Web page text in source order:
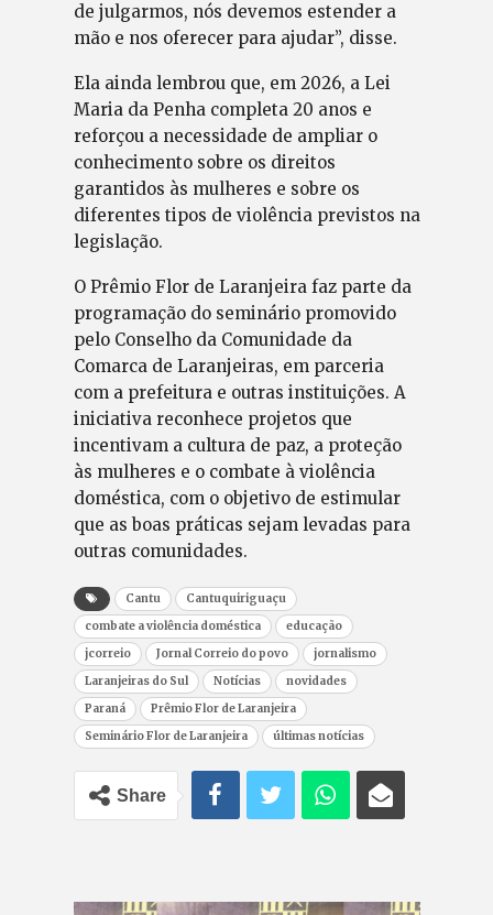
de julgarmos, nós devemos estender a
mão e nos oferecer para ajudar”, disse.
Ela ainda lembrou que, em 2026, a Lei
Maria da Penha completa 20 anos e
reforçou a necessidade de ampliar o
conhecimento sobre os direitos
garantidos às mulheres e sobre os
diferentes tipos de violência previstos na
legislação.
O Prêmio Flor de Laranjeira faz parte da
programação do seminário promovido
pelo Conselho da Comunidade da
Comarca de Laranjeiras, em parceria
com a prefeitura e outras instituições. A
iniciativa reconhece projetos que
incentivam a cultura de paz, a proteção
às mulheres e o combate à violência
doméstica, com o objetivo de estimular
que as boas práticas sejam levadas para
outras comunidades.
Cantu
Cantuquiriguaçu
combate a violência doméstica
educação
jcorreio
Jornal Correio do povo
jornalismo
Laranjeiras do Sul
Notícias
novidades
Paraná
Prêmio Flor de Laranjeira
Seminário Flor de Laranjeira
últimas notícias
Share